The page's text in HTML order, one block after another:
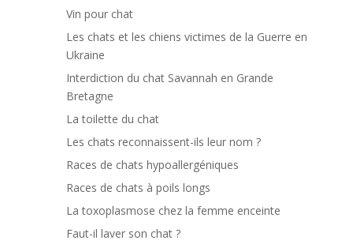
Vin pour chat
Les chats et les chiens victimes de la Guerre en
Ukraine
Interdiction du chat Savannah en Grande
Bretagne
La toilette du chat
Les chats reconnaissent-ils leur nom ?
Races de chats hypoallergéniques
Races de chats à poils longs
La toxoplasmose chez la femme enceinte
Faut-il laver son chat ?